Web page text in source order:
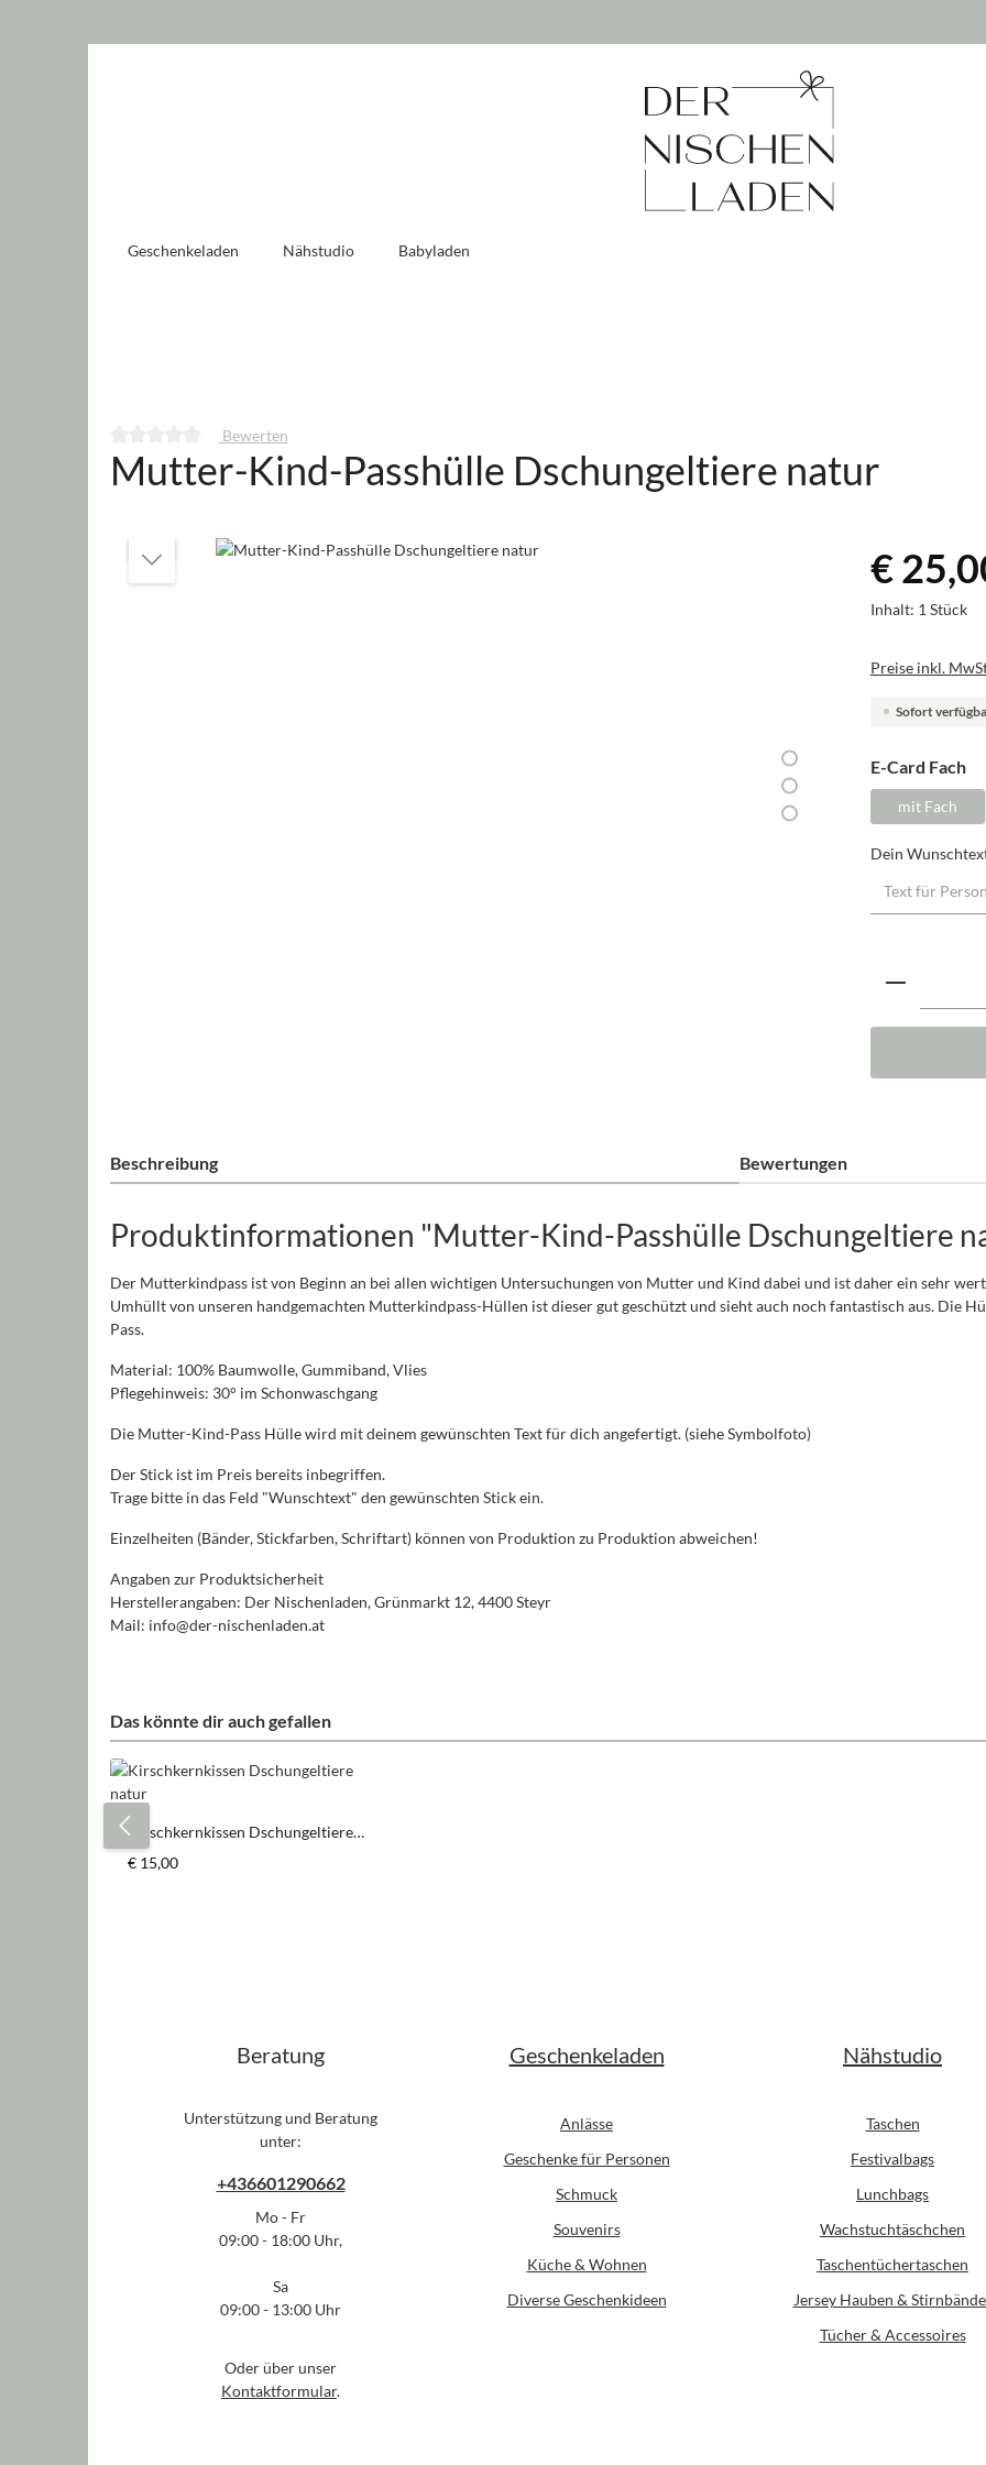
Geschenkeladen Nähstudio Babyladen
Durchschnittliche Bewertung von 0 von 5 Sternen
Bewerten
Mutter-Kind-Passhülle Dschungeltiere natur
Bildergalerie überspringen €
Inhalt: 1 Stück
Preise inkl.
Sofort
E-Card Fach
mit Fach
Dein
Produkt
Beschreibung Bewertungen
Produktinformationen "Mutter-Kind-Passhülle Dschungeltiere
Der Mutterkindpass ist von Beginn an bei allen wichtigen Untersuchungen von Mutter und Kind dabei und ist daher ein sehr
Umhüllt von unseren handgemachten Mutterkindpass-Hüllen ist dieser gut geschützt und sieht auch noch fantastisch aus. Die
Pass.
Material: 100% Baumwolle, Gummiband, Vlies
Pflegehinweis: 30° im Schonwaschgang
Die Mutter-Kind-Pass Hülle wird mit deinem gewünschten Text für dich angefertigt. (siehe Symbolfoto)
Der Stick ist im Preis bereits inbegriffen.
Trage bitte in das Feld "Wunschtext" den gewünschten Stick ein.
Einzelheiten (Bänder, Stickfarben, Schriftart) können von Produktion zu Produktion abweichen!
Angaben zur Produktsicherheit
Herstellerangaben: Der Nischenladen, Grünmarkt 12, 4400 Steyr
Mail: info@der-nischenladen.at
Das könnte dir auch gefallen
Produktgalerie überspringen
Kirschkernkissen Dschungeltiere
natur
Regulärer Preis:
€ 15,00
Beratung
Unterstützung und Beratung
unter:
+436601290662
Mo - Fr
09:00 - 18:00 Uhr,
Sa
09:00 - 13:00 Uhr
Oder über unser
Kontaktformular.
Geschenkeladen
Anlässe
Geschenke für Personen
Schmuck
Souvenirs
Küche & Wohnen
Diverse Geschenkideen
Nähstudio
Taschen
Festivalbags
Lunchbags
Wachstuchtäschchen
Taschentüchertaschen
Jersey Hauben &
Tücher & Accessoires